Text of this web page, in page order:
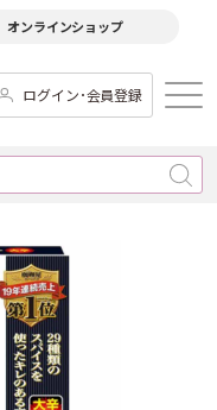
オンラインショップ
ログイン･会員登録